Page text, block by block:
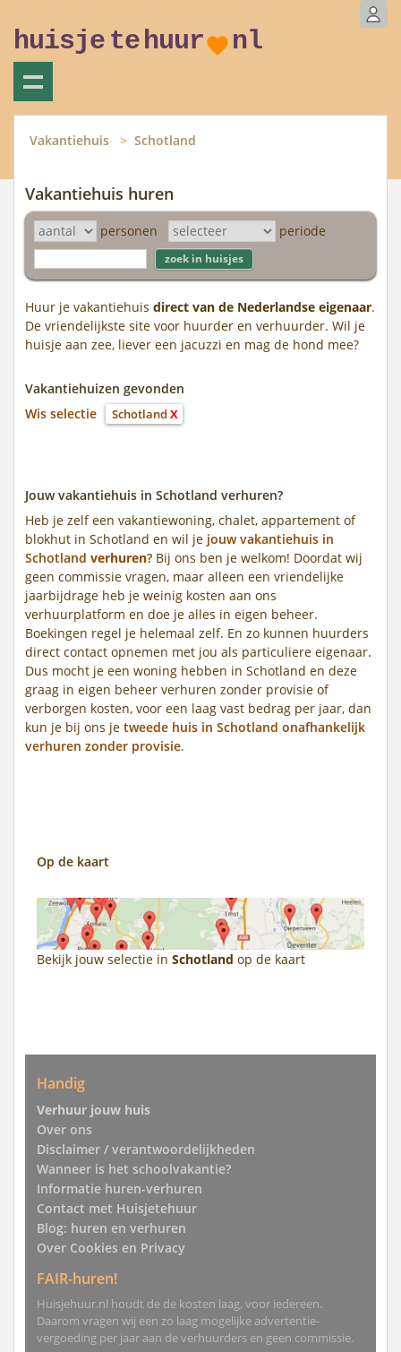
huisje tehuur nl
Vakantiehuis Schotland
Vakantiehuis huren
personen periode
Huur je vakantiehuis direct van de Nederlandse eigenaar.
De vriendelijkste site voor huurder en verhuurder. Wil je
huisje aan zee, liever een jacuzzi en mag de hond mee?
Vakantiehuizen gevonden
Wis selectie
Schotland X
Jouw vakantiehuis in Schotland verhuren?
Heb je zelf een vakantiewoning, chalet, appartement of
blokhut in Schotland en wil je jouw vakantiehuis in
Schotland verhuren? Bij ons ben je welkom! Doordat wij
geen commissie vragen, maar alleen een vriendelijke
jaarbijdrage heb je weinig kosten aan ons
verhuurplatform en doe je alles in eigen beheer.
Boekingen regel je helemaal zelf. En zo kunnen huurders
direct contact opnemen met jou als particuliere eigenaar.
Dus mocht je een woning hebben in Schotland en deze
graag in eigen beheer verhuren zonder provisie of
verborgen kosten, voor een laag vast bedrag per jaar, dan
kun je bij ons je tweede huis in Schotland onafhankelijk
verhuren zonder provisie.
Op de kaart
Bekijk jouw selectie in Schotland op de kaart
Handig
Verhuur jouw huis
Over ons
Disclaimer / verantwoordelijkheden
Wanneer is het schoolvakantie?
Informatie huren-verhuren
Contact met Huisjetehuur
Blog: huren en verhuren
Over Cookies en Privacy
FAIR-huren!
Huisjehuur.nl houdt de de kosten laag, voor iedereen.
Daarom vragen wij een zo laag mogelijke advertentie-
vergoeding per jaar aan de verhuurders en geen commissie.